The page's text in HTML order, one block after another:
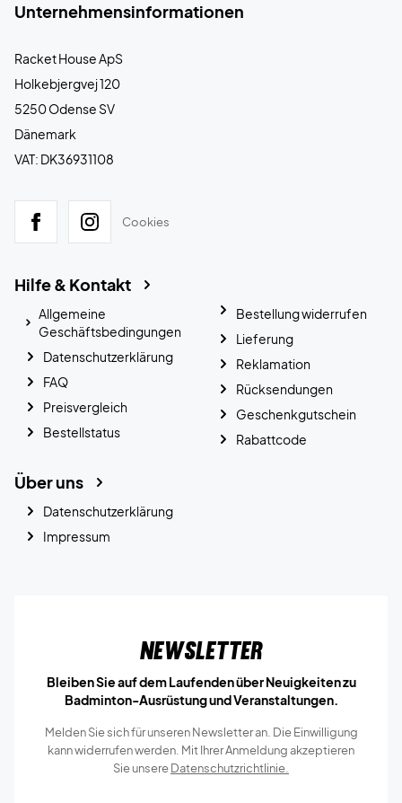
Unternehmensinformationen
Racket House ApS
Holkebjergvej 120
5250 Odense SV
Dänemark
VAT: DK36931108
Cookies
Hilfe & Kontakt
Allgemeine
Geschäftsbedingungen
Datenschutzerklärung
FAQ
Preisvergleich
Bestellstatus
Bestellung widerrufen
Lieferung
Reklamation
Rücksendungen
Geschenkgutschein
Rabattcode
Über uns
Datenschutzerklärung
Impressum
Newsletter
Bleiben Sie auf dem Laufenden über Neuigkeiten zu
Badminton-Ausrüstung und Veranstaltungen.
Melden Sie sich für unseren Newsletter an. Die Einwilligung
kann widerrufen werden. Mit Ihrer Anmeldung akzeptieren
Sie unsereDatenschutzrichtlinie.